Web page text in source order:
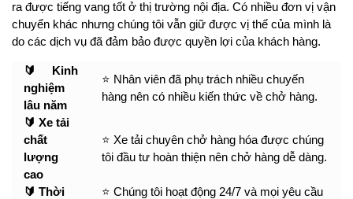
ra được tiếng vang tốt ở thị trường nội địa. Có nhiều đơn vị vận
chuyển khác nhưng chúng tôi vẫn giữ được vị thế của mình là
do các dịch vụ đã đảm bảo được quyền lợi của khách hàng.
🔰 Kinh
nghiệm
lâu năm
⭐ Nhân viên đã phụ trách nhiều chuyến
hàng nên có nhiều kiến thức về chở hàng.
🔰 Xe tải
chất
lượng
cao
⭐ Xe tải chuyên chở hàng hóa được chúng
tôi đầu tư hoàn thiện nên chở hàng dễ dàng.
🔰 Thời
⭐ Chúng tôi hoạt động 24/7 và mọi yêu cầu